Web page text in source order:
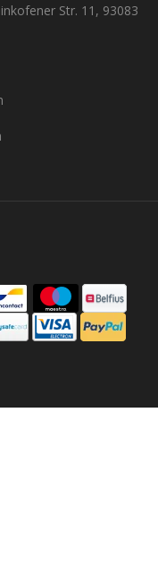
Str. 11, 93083